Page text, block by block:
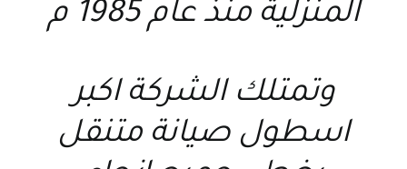
المنزلية منذ عام 1985 م
وتمتلك الشركة اكبر
اسطول صيانة متنقل